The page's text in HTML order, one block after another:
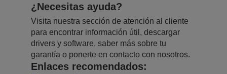
¿Necesitas ayuda?
Visita nuestra sección de atención al cliente
para encontrar información útil, descargar
drivers y software, saber más sobre tu
garantía o ponerte en contacto con nosotros.
Enlaces recomendados: